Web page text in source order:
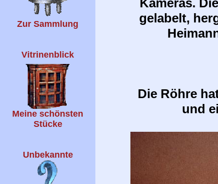
Zur Sammlung
Vitrinenblick
Meine schönsten
Stücke
Unbekannte
gelabelt,
Die Röhre
und